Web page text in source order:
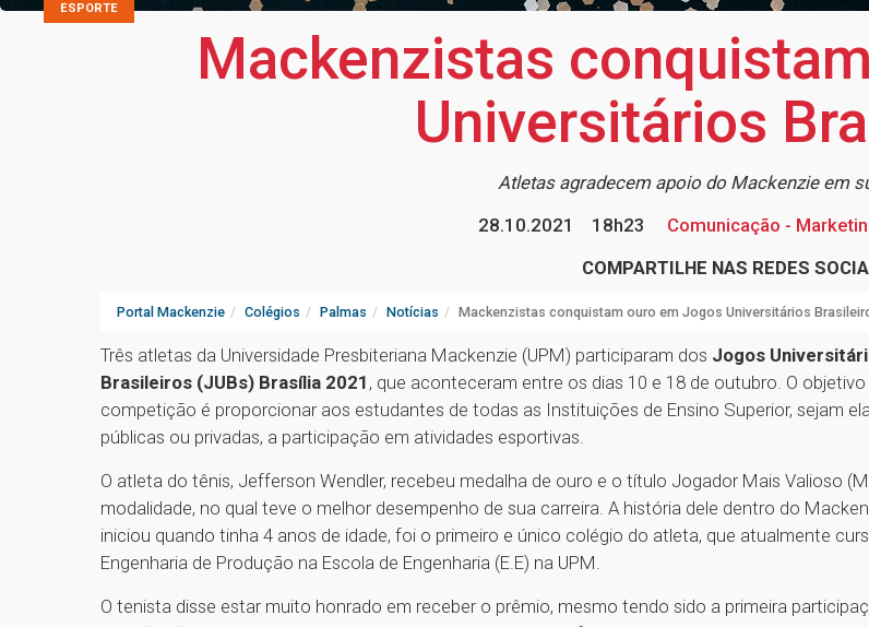
ESPORTE
Mackenzistas
Universitários
Atletas agradecem apoio do Mackenzie em
28.10.2021
18h23
Comunicação -
COMPARTILHE NAS REDES
Portal Mackenzie Colégios Palmas Notícias Mackenzistas conquistam ouro em Jogos Universitários
Três atletas da Universidade Presbiteriana Mackenzie (UPM) participaram dos Jogos
Brasileiros (JUBs) Brasília 2021 , que aconteceram entre os dias 10 e 18 de outubro. O
competição é proporcionar aos estudantes de todas as Instituições de Ensino Superior, sejam
públicas ou privadas, a participação em atividades esportivas.
O atleta do tênis, Jefferson Wendler, recebeu medalha de ouro e o título Jogador Mais Valioso
modalidade, no qual teve o melhor desempenho de sua carreira. A história dele dentro do
iniciou quando tinha 4 anos de idade, foi o primeiro e único colégio do atleta, que atualmente
Engenharia de Produção na Escola de Engenharia (E.E) na UPM.
O tenista disse estar muito honrado em receber o prêmio, mesmo tendo sido a primeira